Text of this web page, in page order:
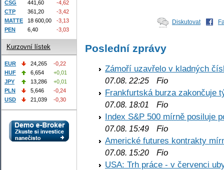
Diskutovat
Poslední zprávy
Zámoří uzavřelo v kladných
07.08. 22:25 Fio
Frankfurtská burza zakončuje
07.08. 18:01
Fio
Index S&P 500 mírně posiluje
07.08. 15:49 Fio
Americké futures kontrakty
07.08. 15:20 Fio
USA: Trh práce - v červenci
CSG
441,60
-4,62
CTP
361,20
-3,42
MATTE
18 600,00
-3,13
PEN
6,40 -3,03
Kurzovní lístek
EUR 24,265
-0,22
HUF
6,654
+0,01
JPY
13,286
+0,01
PLN
5,646
-0,24
USD
21,039 -0,30